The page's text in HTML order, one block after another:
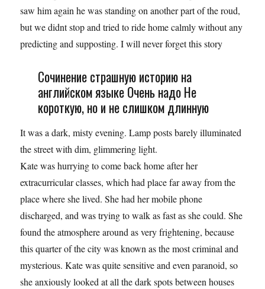
saw him again he was standing on another part of the roud,
but we didnt stop and tried to ride home calmly without any
predicting and supposting. I will never forget this story
Сочинение страшную историю на
английском языке Очень надо Не
короткую, но и не слишком длинную
It was a dark, misty evening. Lamp posts barely illuminated
the street with dim, glimmering light.
Kate was hurrying to come back home after her
extracurricular classes, which had place far away from the
place where she lived. She had her mobile phone
discharged, and was trying to walk as fast as she could. She
found the atmosphere around as very frightening, because
this quarter of the city was known as the most criminal and
mysterious. Kate was quite sensitive and even paranoid, so
she anxiously looked at all the dark spots between houses